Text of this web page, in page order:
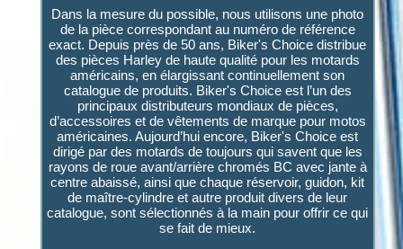
Dans la mesure du possible, nous utilisons une photo
de la pièce correspondant au numéro de référence
exact. Depuis près de 50 ans, Biker's Choice distribue
des pièces Harley de haute qualité pour les motards
américains, en élargissant continuellement son
catalogue de produits. Biker's Choice est l’un des
principaux distributeurs mondiaux de pièces,
d’accessoires et de vêtements de marque pour motos
américaines. Aujourd’hui encore, Biker's Choice est
dirigé par des motards de toujours qui savent que les
rayons de roue avant/arrière chromés BC avec jante à
centre abaissé, ainsi que chaque réservoir, guidon, kit
de maître-cylindre et autre produit divers de leur
catalogue, sont sélectionnés à la main pour offrir ce qui
se fait de mieux.